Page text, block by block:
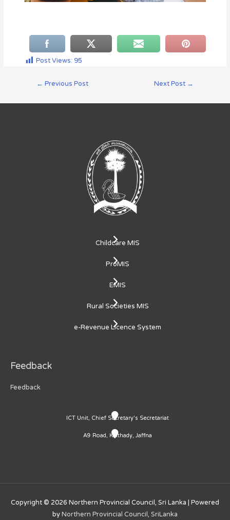
Post Views: 95
← Previous Post Next Post →
Childcare MIS
ProMIS
EMIS
Rural Societies MIS
e-Revenue Licence System
Feedback
Feedback
ICT Unit, Chief Secretary's Secretariat
A9 Road, Kaithady, Jaffna
Copyright © 2026 Northern Provincial Council, Sri Lanka | Powered
byNorthern Provincial Council, SriLanka